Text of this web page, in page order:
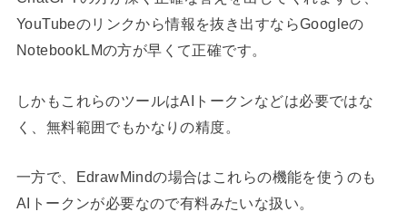
YouTubeのリンクから情報を抜き出すならGoogleの
NotebookLMの方が早くて正確です。
しかもこれらのツールはAIトークンなどは必要ではな
く、無料範囲でもかなりの精度。
一方で、EdrawMindの場合はこれらの機能を使うのも
AIトークンが必要なので有料みたいな扱い。